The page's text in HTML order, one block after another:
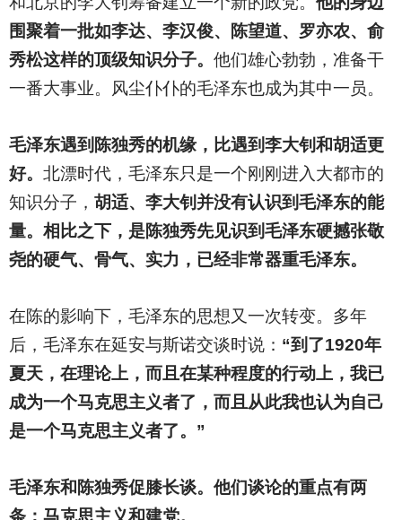
围聚着一批如李达、李汉俊、陈望道、罗亦农、俞
秀松这样的顶级知识分子。 他们雄心勃勃，准备干
一番大事业。风尘仆仆的毛泽东也成为其中一员。
毛泽东遇到陈独秀的机缘，比遇到李大钊和胡适更
好。 北漂时代，毛泽东只是一个刚刚进入大都市的
知识分子， 胡适、李大钊并没有认识到毛泽东的能
量。相比之下，是陈独秀先见识到毛泽东硬撼张敬
尧的硬气、骨气、实力，已经非常器重毛泽东。
在陈的影响下，毛泽东的思想又一次转变。多年
后，毛泽东在延安与斯诺交谈时说： “到了1920年
夏天，在理论上，而且在某种程度的行动上，我已
成为一个马克思主义者了，而且从此我也认为自己
是一个马克思主义者了。”
毛泽东和陈独秀促膝长谈。他们谈论的重点有两
条：马克思主义和建党。